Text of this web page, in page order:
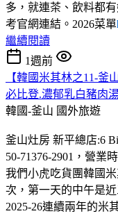
多，就連茶、飲料都
考官網連結。2026菜單
繼續閱讀
1週前
【韓國米其林之11-釜
必比登.濃郁乳白豬肉
韓國-釜山 國外旅遊
釜山灶房 新平總店:6
50-71376-2901，營業
我們小虎吃貨團韓國
次，第一天的中午是
2025-26連續兩年的米